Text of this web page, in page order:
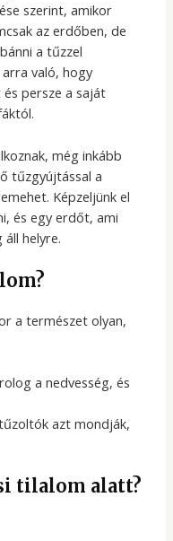
szerint, amikor
az erdőben, de
a tűzzel
arra való, hogy
persze a saját
még inkább
tűzgyújtással a
Képzeljünk el
és egy erdőt, ami
áll helyre.
a természet olyan,
a nedvesség, és
azt mondják,
tilalom alatt?